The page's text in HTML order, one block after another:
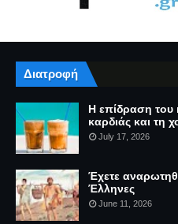
Διατροφή
Η επίδραση του
καρδιάς και τη
July 17, 2026
Έχετε
Έλληνες
June 11, 2026